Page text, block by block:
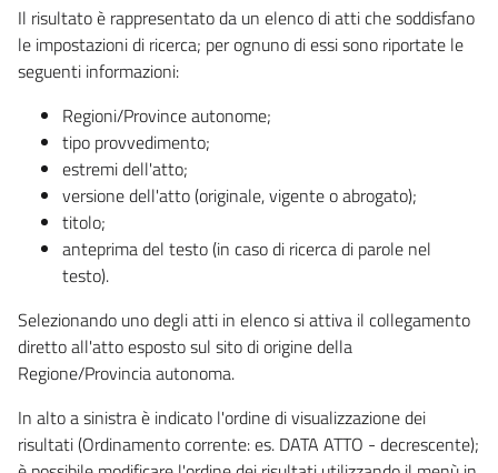
Il risultato è rappresentato da un elenco di atti che soddisfano
le impostazioni di ricerca; per ognuno di essi sono riportate le
seguenti informazioni:
Regioni/Province autonome;
tipo provvedimento;
estremi dell'atto;
versione dell'atto (originale, vigente o abrogato);
titolo;
anteprima del testo (in caso di ricerca di parole nel
testo).
Selezionando uno degli atti in elenco si attiva il collegamento
diretto all'atto esposto sul sito di origine della
Regione/Provincia autonoma.
In alto a sinistra è indicato l'ordine di visualizzazione dei
risultati (Ordinamento corrente: es. DATA ATTO - decrescente);